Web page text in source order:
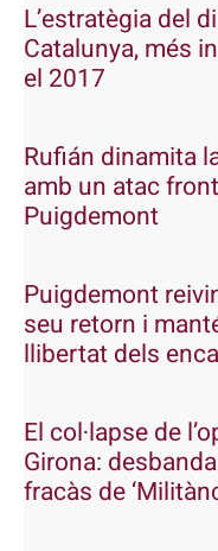
L’estratègia del
Catalunya, més
el 2017
Rufián dinamita
amb un atac
Puigdemont
Puigdemont
seu retorn i
llibertat dels
El col·lapse de
Girona:
fracàs de